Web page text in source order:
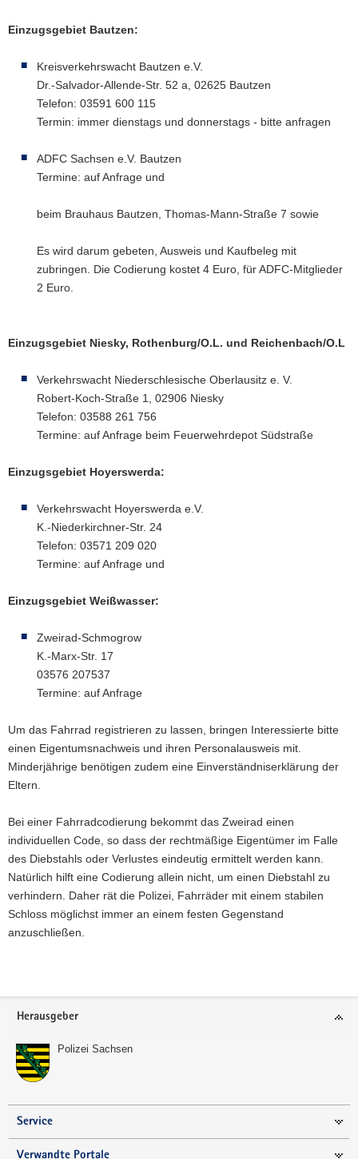
Einzugsgebiet Bautzen:
Kreisverkehrswacht Bautzen e.V.
Dr.-Salvador-Allende-Str. 52 a, 02625 Bautzen
Telefon: 03591 600 115
Termin: immer dienstags und donnerstags - bitte anfragen
ADFC Sachsen e.V. Bautzen
Termine: auf Anfrage und
beim Brauhaus Bautzen, Thomas-Mann-Straße 7 sowie
Es wird darum gebeten, Ausweis und Kaufbeleg mit
zubringen. Die Codierung kostet 4 Euro, für ADFC-Mitglieder
2 Euro.
Einzugsgebiet Niesky, Rothenburg/O.L. und Reichenbach/O.L
Verkehrswacht Niederschlesische Oberlausitz e. V.
Robert-Koch-Straße 1, 02906 Niesky
Telefon: 03588 261 756
Termine: auf Anfrage beim Feuerwehrdepot Südstraße
Einzugsgebiet Hoyerswerda:
Verkehrswacht Hoyerswerda e.V.
K.-Niederkirchner-Str. 24
Telefon: 03571 209 020
Termine: auf Anfrage und
Einzugsgebiet Weißwasser:
Zweirad-Schmogrow
K.-Marx-Str. 17
03576 207537
Termine: auf Anfrage
Um das Fahrrad registrieren zu lassen, bringen Interessierte bitte
einen Eigentumsnachweis und ihren Personalausweis mit.
Minderjährige benötigen zudem eine Einverständniserklärung der
Eltern.
Bei einer Fahrradcodierung bekommt das Zweirad einen
individuellen Code, so dass der rechtmäßige Eigentümer im Falle
des Diebstahls oder Verlustes eindeutig ermittelt werden kann.
Natürlich hilft eine Codierung allein nicht, um einen Diebstahl zu
verhindern. Daher rät die Polizei, Fahrräder mit einem stabilen
Schloss möglichst immer an einem festen Gegenstand
anzuschließen.
Footer-
Herausgeber
Polizei Sachsen
Service
Verwandte Portale